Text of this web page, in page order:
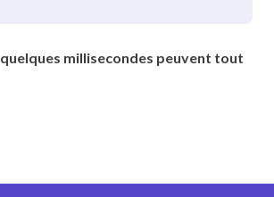
quelques millisecondes peuvent tout